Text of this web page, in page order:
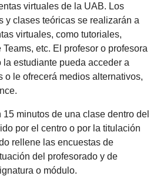
virtuales de la UAB. Los
y clases teóricas se realizarán a
virtuales, como tutoriales,
etc. El profesor o profesora
la estudiante pueda acceder a
o le ofrecerá medios alternativos,
15 minutos de una clase dentro del
por el centro o por la titulación
rellene las encuestas de
del profesorado y de
o módulo.